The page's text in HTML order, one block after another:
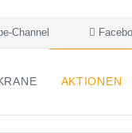
Channel
AKTIONEN